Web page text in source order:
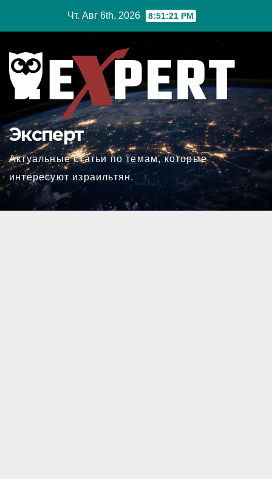
Чт. Авг 6th, 2026 8:51:21 PM
Эксперт
Актуальные статьи по темам, которые
интересуют израильтян.